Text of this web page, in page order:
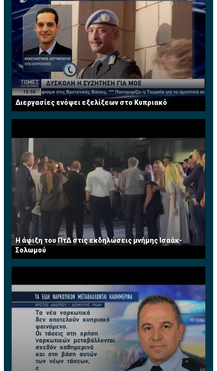
ΘΕΣΕΙΣ ΠΕΡΙΟΡΙΣΜΕΝΕΣ
ΤΗΛΕΦΩΝΟ ΚΡΑΤΗΣΕΩΝ:
96372472»
Διεργασίες ενόψει εξελίξεων στο Κυπριακό
Η άφιξη του ΠτΔ στις εκδηλώσεις μνήμης Ισαάκ-
Σολωμού